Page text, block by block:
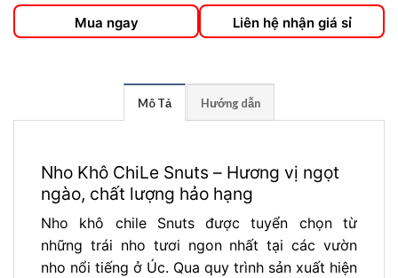
Mua ngay Liên hệ nhận giá sỉ
Mô Tả Hướng dẫn
Nho Khô ChiLe Snuts – Hương vị ngọt
ngào, chất lượng hảo hạng
Nho khô chile Snuts được tuyển chọn từ
những trái nho tươi ngon nhất tại các vườn
nho nổi tiếng ở Úc. Qua quy trình sản xuất hiện